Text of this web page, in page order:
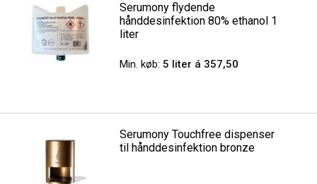
Serumony flydende
hånddesinfektion 80% ethanol 1
liter
Min. køb: 5 liter á 357,50
Serumony Touchfree dispenser
til hånddesinfektion bronze